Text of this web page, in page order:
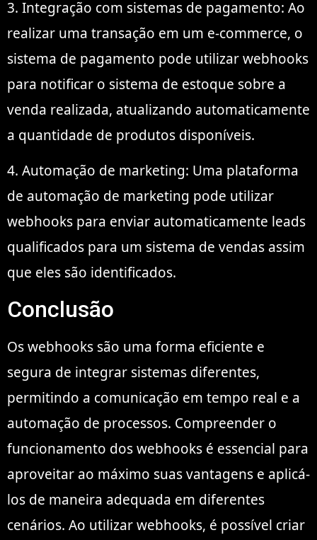
3. Integração com sistemas de pagamento: Ao
realizar uma transação em um e-commerce, o
sistema de pagamento pode utilizar webhooks
para notificar o sistema de estoque sobre a
venda realizada, atualizando automaticamente
a quantidade de produtos disponíveis.
4. Automação de marketing: Uma plataforma
de automação de marketing pode utilizar
webhooks para enviar automaticamente leads
qualificados para um sistema de vendas assim
que eles são identificados.
Conclusão
Os webhooks são uma forma eficiente e
segura de integrar sistemas diferentes,
permitindo a comunicação em tempo real e a
automação de processos. Compreender o
funcionamento dos webhooks é essencial para
aproveitar ao máximo suas vantagens e aplicá-
los de maneira adequada em diferentes
cenários. Ao utilizar webhooks, é possível criar